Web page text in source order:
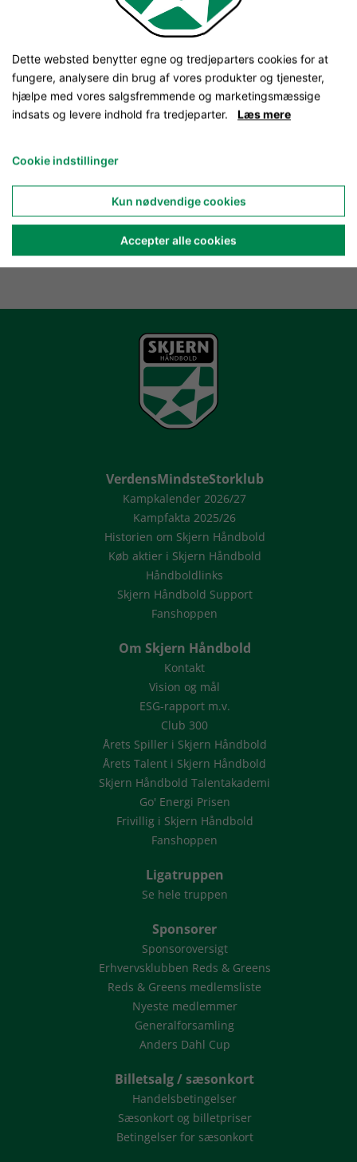
VerdensMindsteStorklub
Kampkalender 2026/27
Kampfakta 2025/26
Historien om Skjern Håndbold
Køb aktier i Skjern Håndbold
Håndboldlinks
Skjern Håndbold Support
Fanshoppen
Om Skjern Håndbold
Kontakt
Vision og mål
ESG-rapport m.v.
Club 300
Årets Spiller i Skjern Håndbold
Årets Talent i Skjern Håndbold
Skjern Håndbold Talentakademi
Go' Energi Prisen
Frivillig i Skjern Håndbold
Fanshoppen
Ligatruppen
Se hele truppen
Sponsorer
Sponsoroversigt
Erhvervsklubben Reds & Greens
Reds & Greens medlemsliste
Nyeste medlemmer
Generalforsamling
Anders Dahl Cup
Billetsalg / sæsonkort
Handelsbetingelser
Sæsonkort og billetpriser
Betingelser for sæsonkort
Dette websted benytter egne og tredjeparters cookies for at
fungere, analysere din brug af vores produkter og tjenester,
hjælpe med vores salgsfremmende og marketingsmæssige
indsats og levere indhold fra tredjeparter. Læs mere
Cookie indstillinger
Kun nødvendige cookies
Accepter alle cookies